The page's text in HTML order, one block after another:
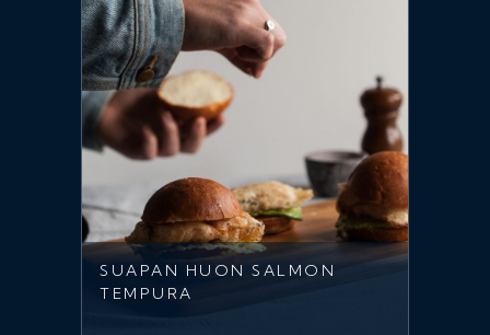
SUAPAN HUON SALMON
TEMPURA